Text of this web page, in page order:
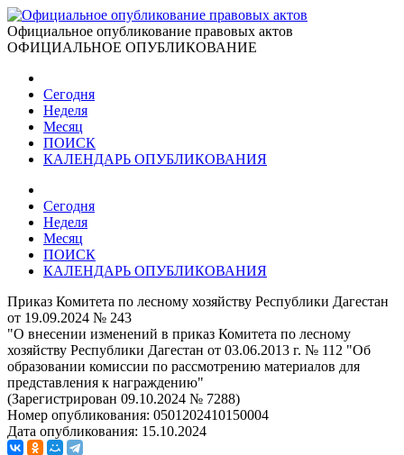
Официальное опубликование правовых актов
ОФИЦИАЛЬНОЕ ОПУБЛИКОВАНИЕ
Сегодня
Неделя
Месяц
ПОИСК
КАЛЕНДАРЬ ОПУБЛИКОВАНИЯ
Сегодня
Неделя
Месяц
ПОИСК
КАЛЕНДАРЬ ОПУБЛИКОВАНИЯ
Приказ Комитета по лесному хозяйству Республики Дагестан
от 19.09.2024 № 243
"О внесении изменений в приказ Комитета по лесному
хозяйству Республики Дагестан от 03.06.2013 г. № 112 "Об
образовании комиссии по рассмотрению материалов для
представления к награждению"
(Зарегистрирован 09.10.2024 № 7288)
Номер опубликования: 0501202410150004
Дата опубликования: 15.10.2024